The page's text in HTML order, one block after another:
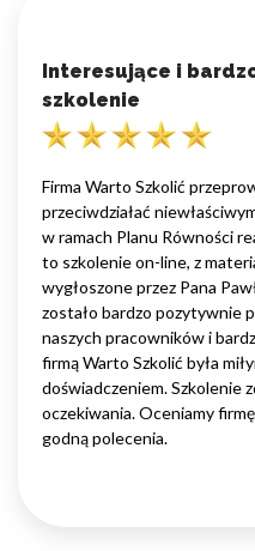
Interesujące i
szkolenie
Firma Warto Szkolić
przeciwdziałać
w ramach Planu Równości
to szkolenie on-line, z
wygłoszone przez Pana
zostało bardzo pozytywnie
naszych pracowników i
firmą Warto Szkolić była
doświadczeniem. Szkolenie
oczekiwania. Oceniamy
godną polecenia.